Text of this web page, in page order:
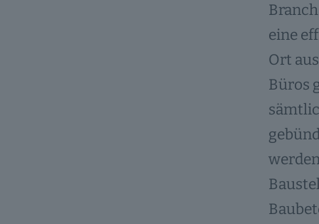
eine
Ort
Büros